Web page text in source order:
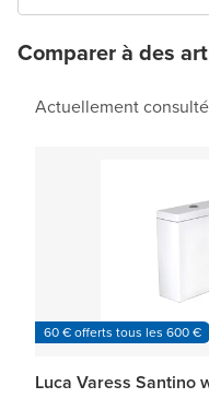
Comparer à des
Actuellement consulté
60 € offerts tous les 600 €
Luca Varess Santino